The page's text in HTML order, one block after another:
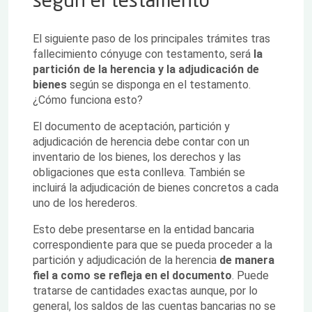
El siguiente paso de los principales trámites tras
fallecimiento cónyuge con testamento, será la
partición de la herencia y la adjudicación de
bienes según se disponga en el testamento.
¿Cómo funciona esto?
El documento de aceptación, partición y
adjudicación de herencia debe contar con un
inventario de los bienes, los derechos y las
obligaciones que esta conlleva. También se
incluirá la adjudicación de bienes concretos a cada
uno de los herederos.
Esto debe presentarse en la entidad bancaria
correspondiente para que se pueda proceder a la
partición y adjudicación de la herencia de manera
fiel a como se refleja en el documento. Puede
tratarse de cantidades exactas aunque, por lo
general, los saldos de las cuentas bancarias no se